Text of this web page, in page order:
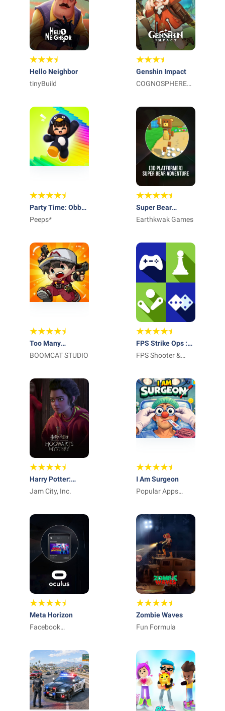
Hello Neighbor
tinyBuild
Genshin Impact
COGNOSPHERE
Party Time: Obby
Games
Peeps*
Super Bear
Adventure
Earthkwak Games
Too Many
Zombies
BOOMCAT STUDIO
FPS Strike Ops :
Modern Arena
FPS Shooter &
Harry Potter:
Hogwarts Mystery
Jam City, Inc.
I Am Surgeon
Popular Apps
Meta Horizon
Facebook
Zombie Waves
Fun Formula